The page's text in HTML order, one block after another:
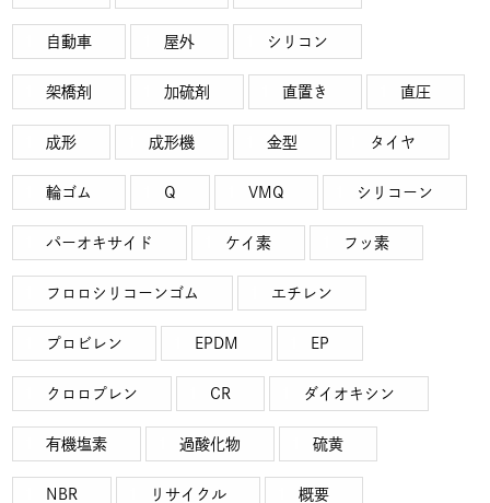
自動車 屋外 シリコン
架橋剤 加硫剤 直置き 直圧
成形 成形機 金型 タイヤ
輪ゴム Q VMQ シリコーン
パーオキサイド ケイ素 フッ素
フロロシリコーンゴム エチレン
プロビレン EPDM EP
クロロプレン CR ダイオキシン
有機塩素 過酸化物 硫黄
NBR リサイクル 概要